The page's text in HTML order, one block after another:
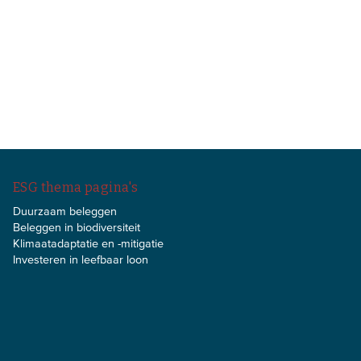
ESG thema pagina's
Duurzaam beleggen
Beleggen in biodiversiteit
Klimaatadaptatie en -mitigatie
Investeren in leefbaar loon